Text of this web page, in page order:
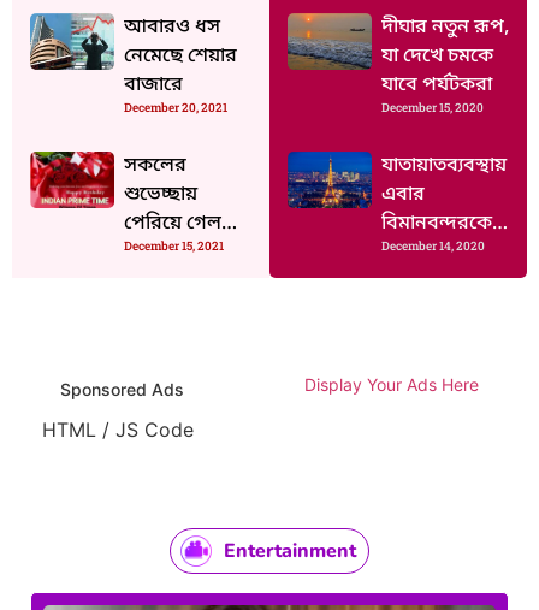
আবারও ধস
নেমেছে শেয়ার
বাজারে
December 20, 2021
সকলের
শুভেচ্ছায়
পেরিয়ে গেল
একটা বছর
December 15, 2021
দীঘার নতুন রূপ,
যা দেখে চমকে
যাবে পর্যটকরা
December 15, 2020
যাতায়াতব্যবস্থায়
এবার
বিমানবন্দরকেই
বাদ রাখল এই
দেশগুলি
December 14, 2020
Sponsored Ads Display Your Ads Here
HTML / JS Code
Entertainment